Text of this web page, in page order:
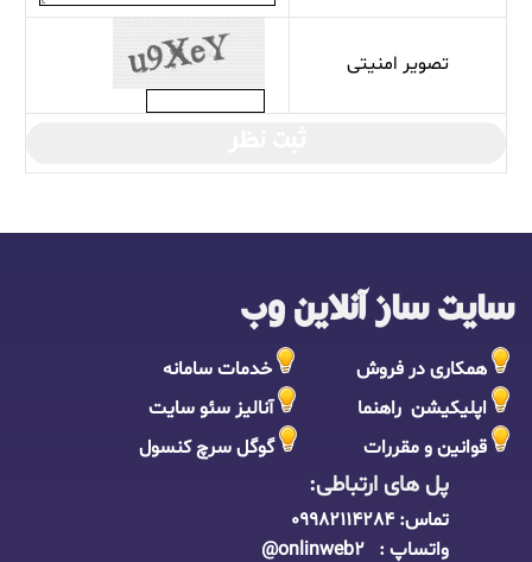
تصویر امنیتی
سایت ساز آنلاین وب
همکاری در فروش
خدمات سامانه
اپلیکیشن راهنما
آنالیز سئو سایت
قوانین و مقررات
گوگل سرچ کنسول
پل های ارتباطی:
تماس: 09982114284
واتساپ : onlinweb2@